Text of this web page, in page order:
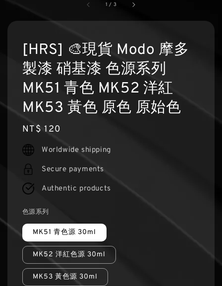
1 / 3
[HRS] 🎨現貨 Modo 摩多
製漆 硝基漆 色源系列
MK51 青色 MK52 洋紅
MK53 黃色 原色 原始色
Regular
price
NT$ 120
Worldwide shipping
Secure payments
Authentic products
色源系列
MK51 青色源 30ml
MK52 洋紅色源 30ml
MK53 黃色源 30ml